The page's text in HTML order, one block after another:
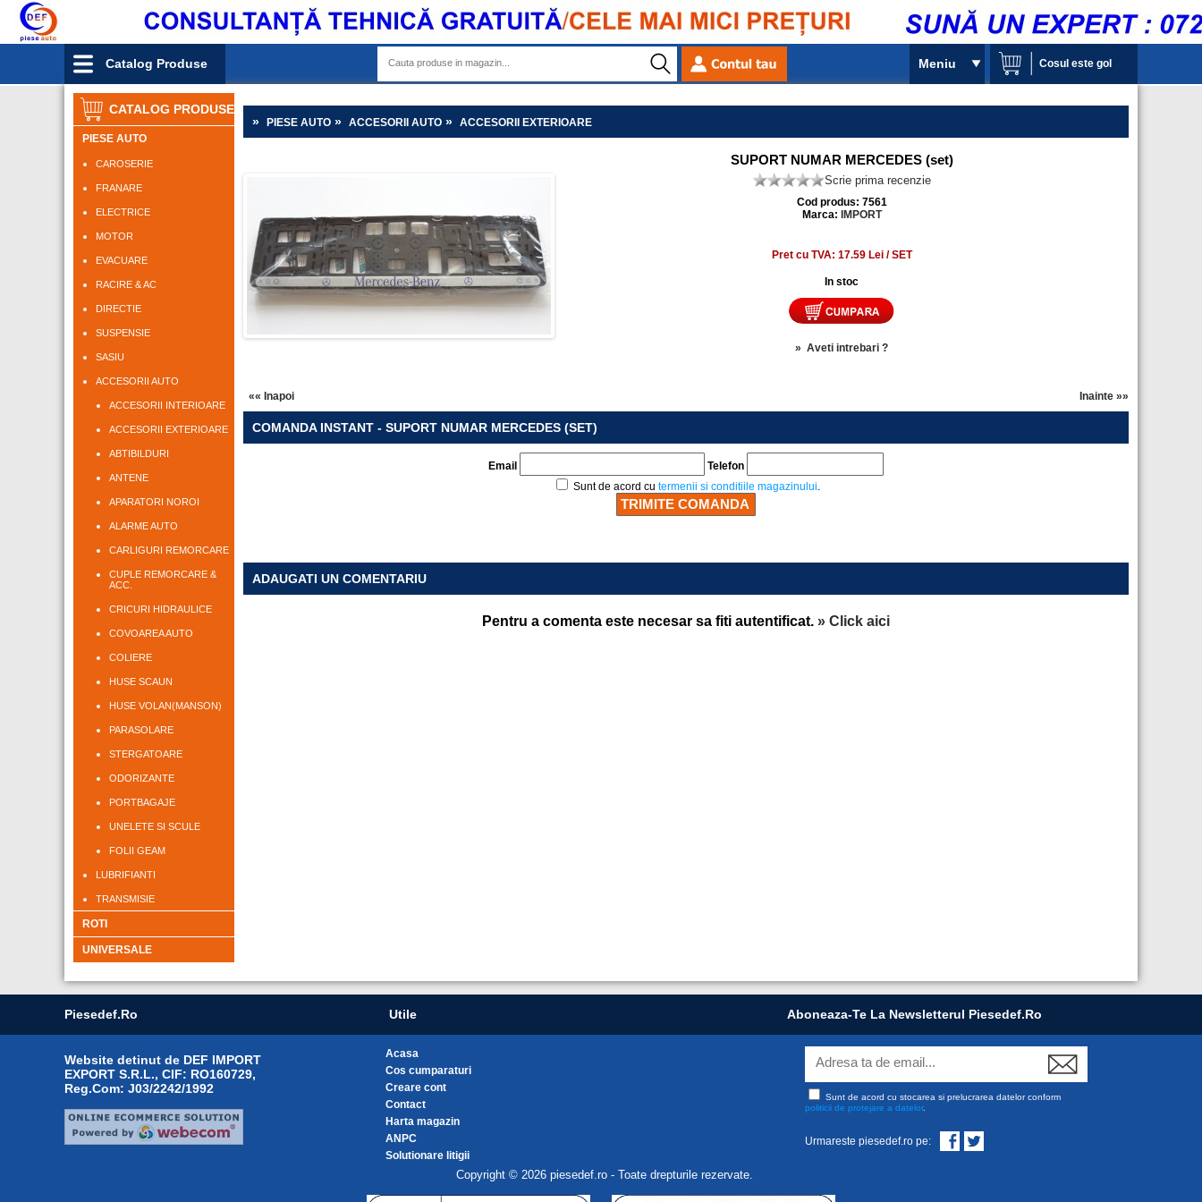
Catalog Produse Meniu Cosul este gol
CATALOG PRODUSE
PIESE AUTO
CAROSERIE
FRANARE
ELECTRICE
MOTOR
EVACUARE
RACIRE & AC
DIRECTIE
SUSPENSIE
SASIU
ACCESORII AUTO
ACCESORII INTERIOARE
ACCESORII EXTERIOARE
ABTIBILDURI
ANTENE
APARATORI NOROI
ALARME AUTO
CARLIGURI REMORCARE
CUPLE REMORCARE &
ACC.
CRICURI HIDRAULICE
COVOAREA AUTO
COLIERE
HUSE SCAUN
HUSE VOLAN(MANSON)
PARASOLARE
STERGATOARE
ODORIZANTE
PORTBAGAJE
UNELETE SI SCULE
FOLII GEAM
LUBRIFIANTI
TRANSMISIE
ROTI
UNIVERSALE
» PIESE AUTO » ACCESORII AUTO » ACCESORII EXTERIOARE
SUPORT NUMAR MERCEDES (set)
Scrie prima recenzie
Cod produs: 7561
Marca:
IMPORT
Pret cu TVA: 17.59 Lei / SET
In stoc
» Aveti intrebari ?
«« Inapoi Inainte »»
COMANDA INSTANT - SUPORT NUMAR MERCEDES (SET)
Email
Telefon
Sunt de acord cu termenii si conditiile magazinului.
ADAUGATI UN COMENTARIU
Pentru a comenta este necesar sa fiti autentificat. » Click aici
Piesedef.ro Utile Aboneaza-Te La Newsletterul Piesedef.ro
Website detinut de DEF IMPORT
EXPORT S.R.L., CIF: RO160729,
Reg.Com: J03/2242/1992
Acasa
Cos cumparaturi
Creare cont
Contact
Harta magazin
ANPC
Solutionare litigii
Sunt de acord cu stocarea si prelucrarea datelor conform
politicii de protejare a datelor.
Urmareste piesedef.ro pe:
Copyright © 2026 piesedef.ro - Toate drepturile rezervate.